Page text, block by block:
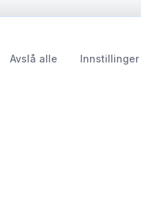
Avslå alle Innstillinger